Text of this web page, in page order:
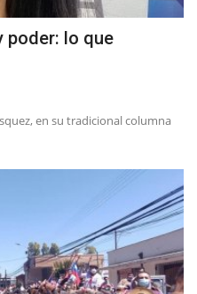
poder: lo que
en su tradicional columna